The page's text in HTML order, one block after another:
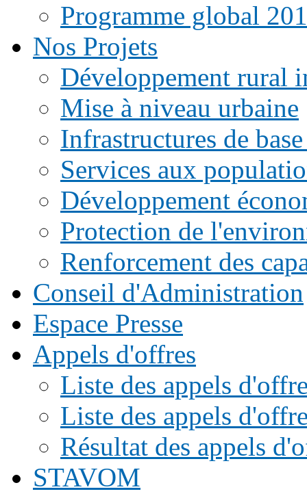
Programme global
Nos Projets
Développement rural
Mise à niveau urbaine
Infrastructures de
Services aux
Développement
Protection de
Renforcement des
Conseil d'Administration
Espace Presse
Appels d'offres
Liste des appels
Liste des appels
Résultat des appels
STAVOM